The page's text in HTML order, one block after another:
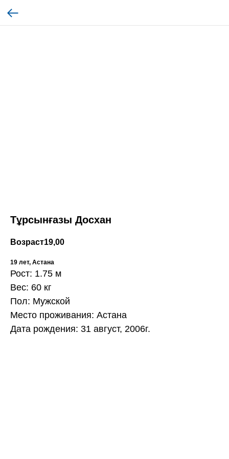
Тұрсынғазы Досхан
Возраст19,00
19 лет, Астана
Рост: 1.75 м
Вес: 60 кг
Пол: Мужской
Место проживания: Астана
Дата рождения: 31 август, 2006г.